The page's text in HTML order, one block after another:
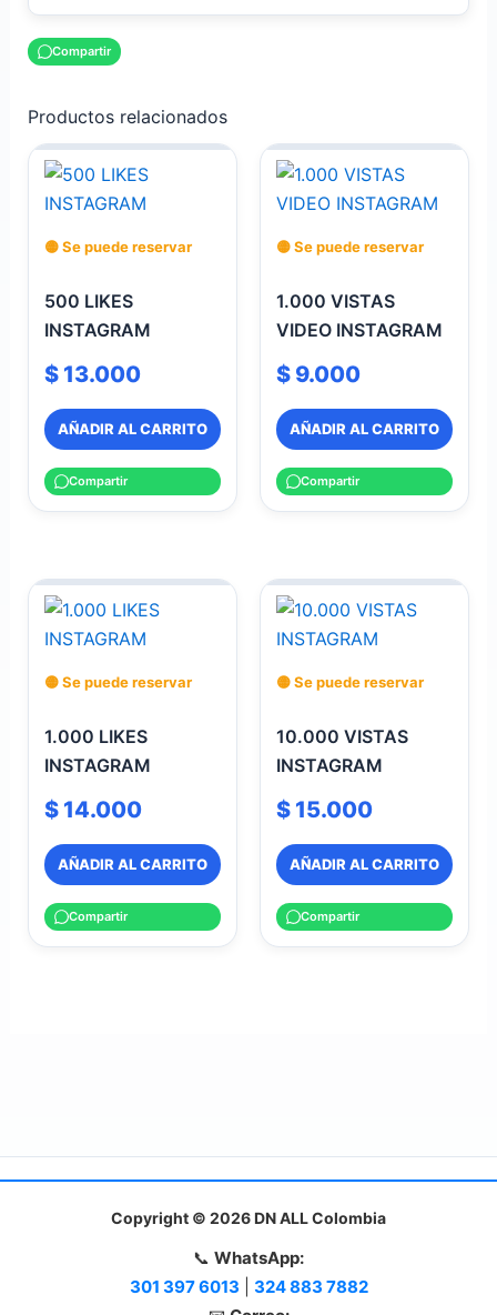
Compartir
Productos relacionados
🟡 Se puede reservar
500 LIKES
INSTAGRAM
$13.000
AÑADIR AL CARRITO
Compartir
🟡 Se puede reservar
1.000 VISTAS
VIDEO INSTAGRAM
$ 9.000
AÑADIR AL CARRITO
Compartir
🟡 Se puede reservar
1.000 LIKES
INSTAGRAM
$14.000
AÑADIR AL CARRITO
Compartir
🟡 Se puede reservar
10.000 VISTAS
INSTAGRAM
$ 15.000
AÑADIR AL CARRITO
Compartir
Copyright © 2026 DN ALL Colombia
📞 WhatsApp:
301 397 6013
324 883 7882